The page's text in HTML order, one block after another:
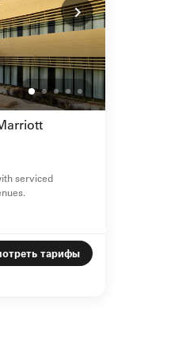
serviced
тарифы